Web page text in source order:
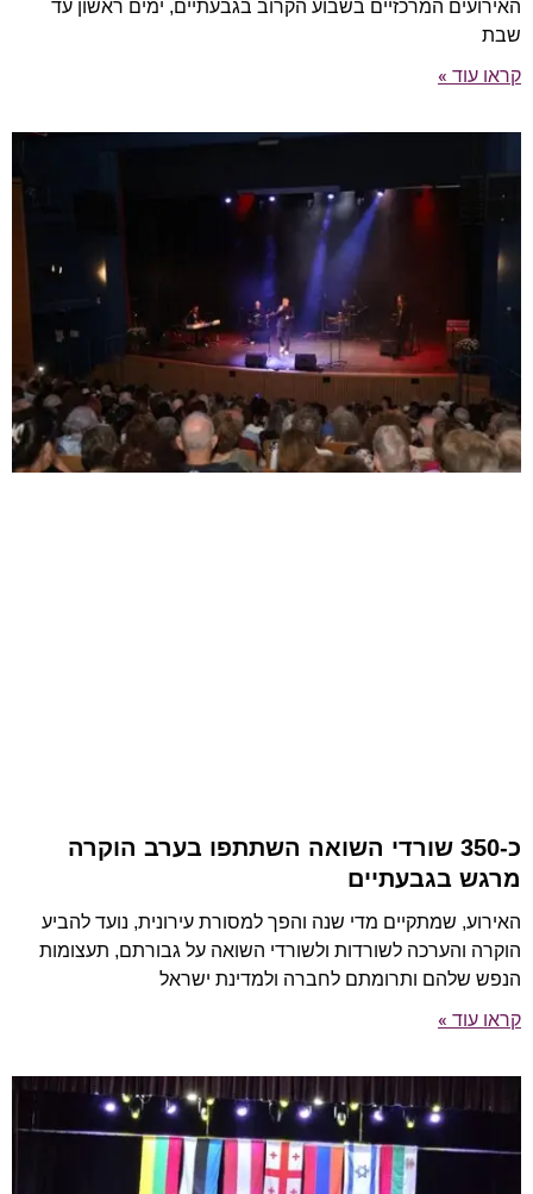
האירועים המרכזיים בשבוע הקרוב בגבעתיים, ימים ראשון עד
שבת
קראו עוד »
כ-350 שורדי השואה השתתפו בערב הוקרה
מרגש בגבעתיים
האירוע, שמתקיים מדי שנה והפך למסורת עירונית, נועד להביע
הוקרה והערכה לשורדות ולשורדי השואה על גבורתם, תעצומות
הנפש שלהם ותרומתם לחברה ולמדינת ישראל
קראו עוד »